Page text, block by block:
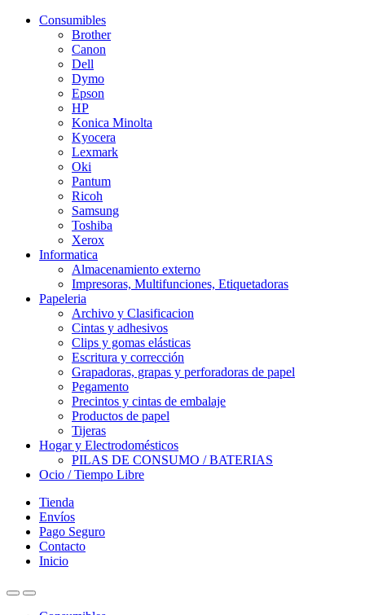
Consumibles
Brother
Canon
Dell
Dymo
Epson
HP
Konica Minolta
Kyocera
Lexmark
Oki
Pantum
Ricoh
Samsung
Toshiba
Xerox
Informatica
Almacenamiento externo
Impresoras, Multifunciones, Etiquetadoras
Papeleria
Archivo y Clasificacion
Cintas y adhesivos
Clips y gomas elásticas
Escritura y corrección
Grapadoras, grapas y perforadoras de papel
Pegamento
Precintos y cintas de embalaje
Productos de papel
Tijeras
Hogar y Electrodomésticos
PILAS DE CONSUMO / BATERIAS
Ocio / Tiempo Libre
Tienda
Envíos
Pago Seguro
Contacto
Inicio